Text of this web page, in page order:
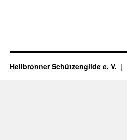
Heilbronner Schützengilde e. V.